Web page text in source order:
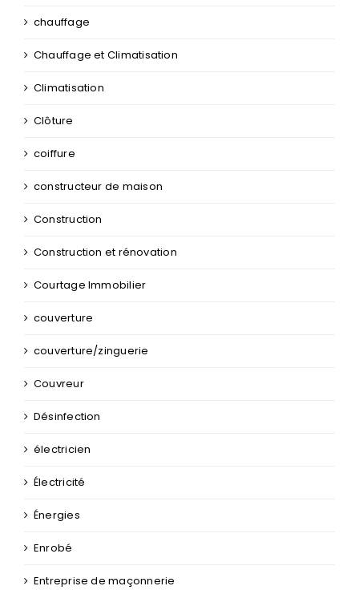
chauffage
Chauffage et Climatisation
Climatisation
Clôture
coiffure
constructeur de maison
Construction
Construction et rénovation
Courtage Immobilier
couverture
couverture/zinguerie
Couvreur
Désinfection
électricien
Électricité
Énergies
Enrobé
Entreprise de maçonnerie